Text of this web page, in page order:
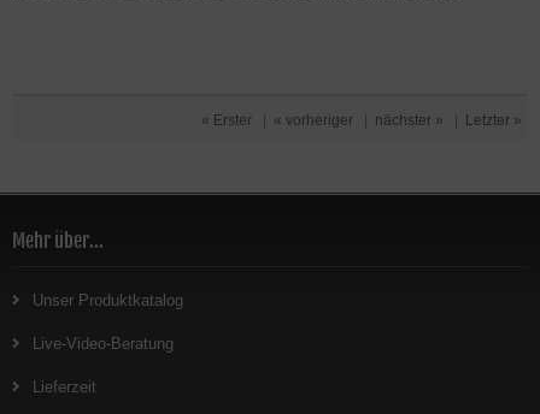
« Erster | « vorheriger | nächster » | Letzter »
Mehr über...
Unser Produktkatalog
Live-Video-Beratung
Lieferzeit